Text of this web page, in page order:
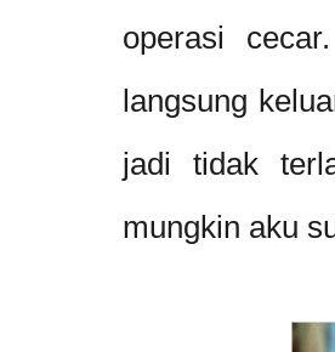
operasi
langsung
jadi tidak
mungkin aku